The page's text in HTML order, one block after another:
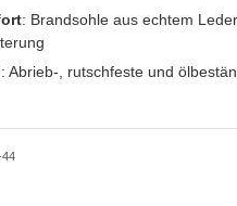
: Brandsohle aus echtem
: Abrieb-, rutschfeste und
44